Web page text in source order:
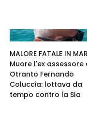
MALORE FATALE IN
Muore l'ex assessore
Otranto Fernando
Coluccia: lottava da
tempo contro la Sla